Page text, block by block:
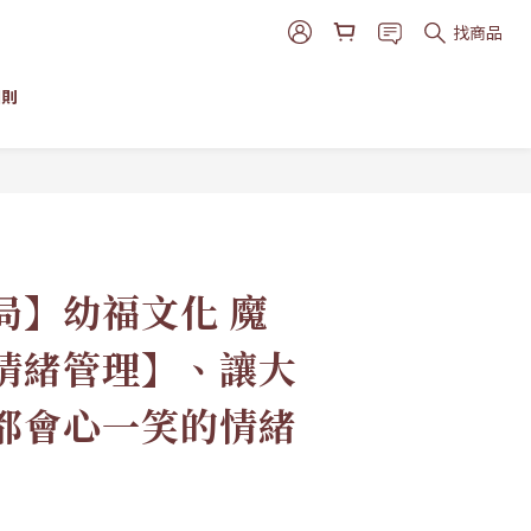
找商品
】幼福文化 魔
緒管理】、讓大
會心一笑的情緒